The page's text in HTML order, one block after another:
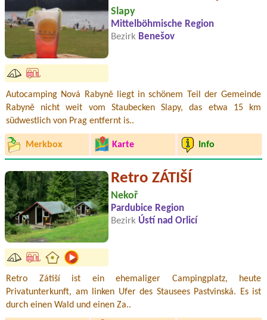
Slapy
Mittelböhmische Region
Bezirk Benešov
Autocamping Nová Rabyně liegt in schönem Teil der Gemeinde
Rabyně nicht weit vom Staubecken Slapy, das etwa 15 km
südwestlich von Prag entfernt is..
Merkbox Karte Info
Retro ZÁTIŠÍ
Nekoř
Pardubice Region
Bezirk Ústí nad Orlicí
Retro Zátiší ist ein ehemaliger Campingplatz, heute
Privatunterkunft, am linken Ufer des Stausees Pastvinská. Es ist
durch einen Wald und einen Za..